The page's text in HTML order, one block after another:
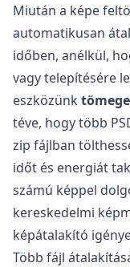
Miután a képe
automatikusan
időben, anélkül,
vagy telepítésére
eszközünk
téve, hogy több
zip fájlban
időt és energiát
számú képpel
kereskedelmi
képátalakító
Több fájl